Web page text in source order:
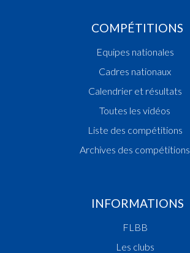
COMPÉTITIONS
Equipes nationales
Cadres nationaux
Calendrier et résultats
Toutes les vidéos
Liste des compétitions
Archives des compétitions
INFORMATIONS
FLBB
Les clubs